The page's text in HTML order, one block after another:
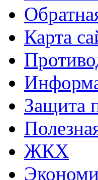
Карта
Защита
ЖКХ